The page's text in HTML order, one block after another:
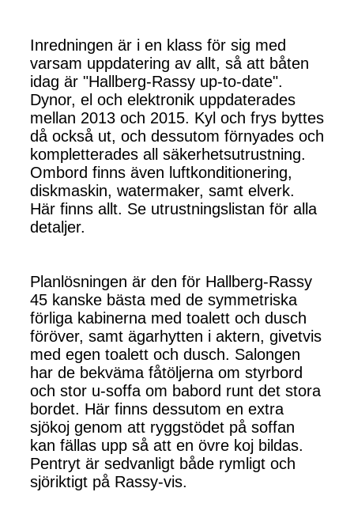
Inredningen är i en klass för sig med
varsam uppdatering av allt, så att båten
idag är "Hallberg-Rassy up-to-date".
Dynor, el och elektronik uppdaterades
mellan 2013 och 2015. Kyl och frys byttes
då också ut, och dessutom förnyades och
kompletterades all säkerhetsutrustning.
Ombord finns även luftkonditionering,
diskmaskin, watermaker, samt elverk.
Här finns allt. Se utrustningslistan för alla
detaljer.
Planlösningen är den för Hallberg-Rassy
45 kanske bästa med de symmetriska
förliga kabinerna med toalett och dusch
föröver, samt ägarhytten i aktern, givetvis
med egen toalett och dusch. Salongen
har de bekväma fåtöljerna om styrbord
och stor u-soffa om babord runt det stora
bordet. Här finns dessutom en extra
sjökoj genom att ryggstödet på soffan
kan fällas upp så att en övre koj bildas.
Pentryt är sedvanligt både rymligt och
sjöriktigt på Rassy-vis.